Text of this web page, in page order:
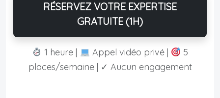
RÉSERVEZ VOTRE EXPERTISE
GRATUITE (1H)
1 heure | Appel vidéo privé |
5
places/semaine | ✓ Aucun engagement